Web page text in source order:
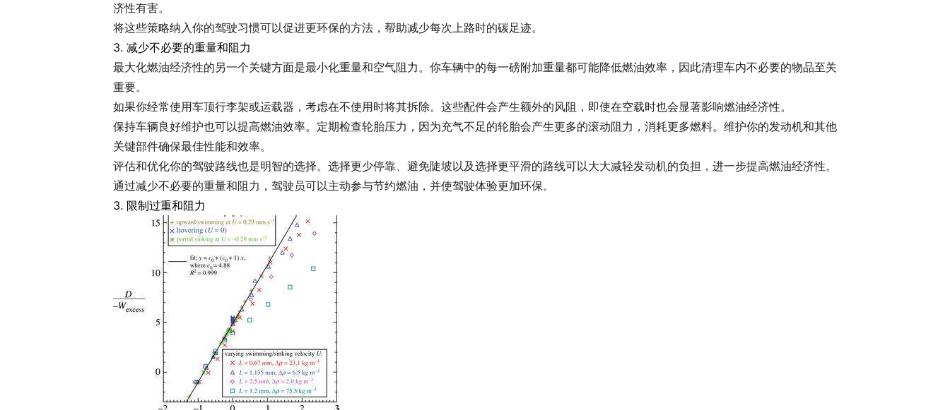
济性有害。
将这些策略纳入你的驾驶习惯可以促进更环保的方法，帮助减少每次上路时的碳足迹。
3. 减少不必要的重量和阻力
最大化燃油经济性的另一个关键方面是最小化重量和空气阻力。你车辆中的每一磅附加重量都可能降低燃油效率，因此清理车内不必要的物品至关
重要。
如果你经常使用车顶行李架或运载器，考虑在不使用时将其拆除。这些配件会产生额外的风阻，即使在空载时也会显著影响燃油经济性。
保持车辆良好维护也可以提高燃油效率。定期检查轮胎压力，因为充气不足的轮胎会产生更多的滚动阻力，消耗更多燃料。维护你的发动机和其他
关键部件确保最佳性能和效率。
评估和优化你的驾驶路线也是明智的选择。选择更少停靠、避免陡坡以及选择更平滑的路线可以大大减轻发动机的负担，进一步提高燃油经济性。
通过减少不必要的重量和阻力，驾驶员可以主动参与节约燃油，并使驾驶体验更加环保。
3. 限制过重和阻力